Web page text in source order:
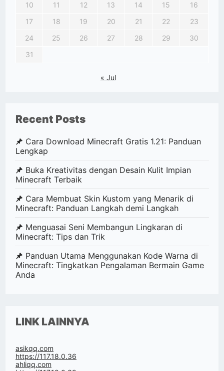
10
11 12 13 14 15
16
17
18 19 20 21 22
23
24
25 26 27 28 29
30
31
« Jul
Recent Posts
Cara Download Minecraft Gratis 1.21: Panduan
Lengkap
Buka Kreativitas dengan Desain Kulit Impian
Minecraft Terbaik
Cara Membuat Skin Kustom yang Menarik di
Minecraft: Panduan Langkah demi Langkah
Menguasai Seni Membangun Lingkaran di
Minecraft: Tips dan Trik
Panduan Utama Menggunakan Kode Warna di
Minecraft: Tingkatkan Pengalaman Bermain Game
Anda
LINK LAINNYA
asikqq.com
https://117.18.0.36
ahliqq.com